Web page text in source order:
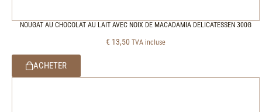
NOUGAT AU CHOCOLAT AU LAIT AVEC NOIX DE MACADAMIA DELICATESSEN 300G
€ 13,50 TVA incluse
ACHETER